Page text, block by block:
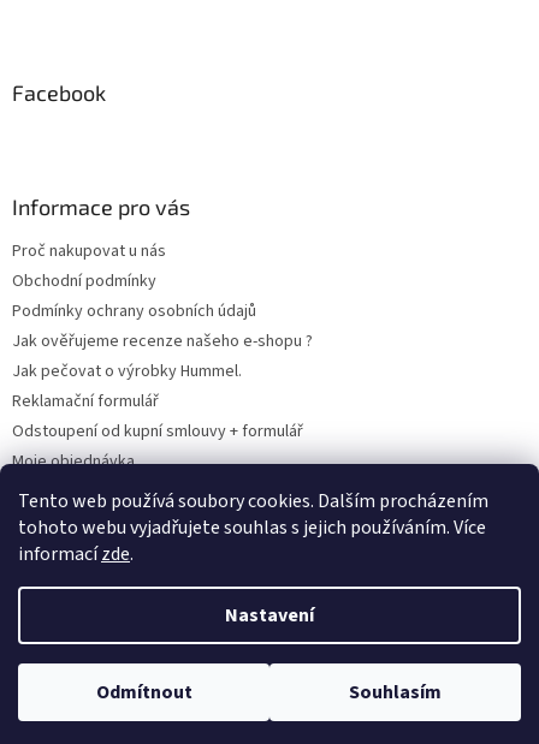
Tento web používá soubory cookies. Dalším procházením
tohoto webu vyjadřujete souhlas s jejich používáním. Více
informacízde.
Nastavení
Odmítnout Souhlasím
Facebook
Informace pro vás
Proč nakupovat u nás
Obchodní podmínky
Podmínky ochrany osobních údajů
Jak ověřujeme recenze našeho e-shopu ?
Jak pečovat o výrobky Hummel.
Reklamační formulář
Odstoupení od kupní smlouvy + formulář
Moje objednávka
Odstoupení od smlouvy
Copyright 2026www.hummel-kluby.cz. Všechna práva vyhrazena.
Upravit nastavení cookies